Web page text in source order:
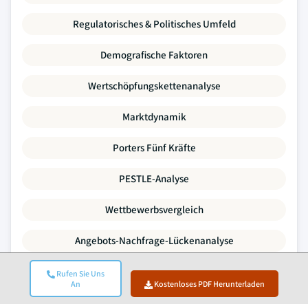
Rufen Sie Uns
An
Kostenloses PDF Herunterladen
Regulatorisches & Politisches Umfeld
Demografische Faktoren
Wertschöpfungskettenanalyse
Marktdynamik
Porters Fünf Kräfte
PESTLE-Analyse
Wettbewerbsvergleich
Angebots-Nachfrage-Lückenanalyse
Preistrends